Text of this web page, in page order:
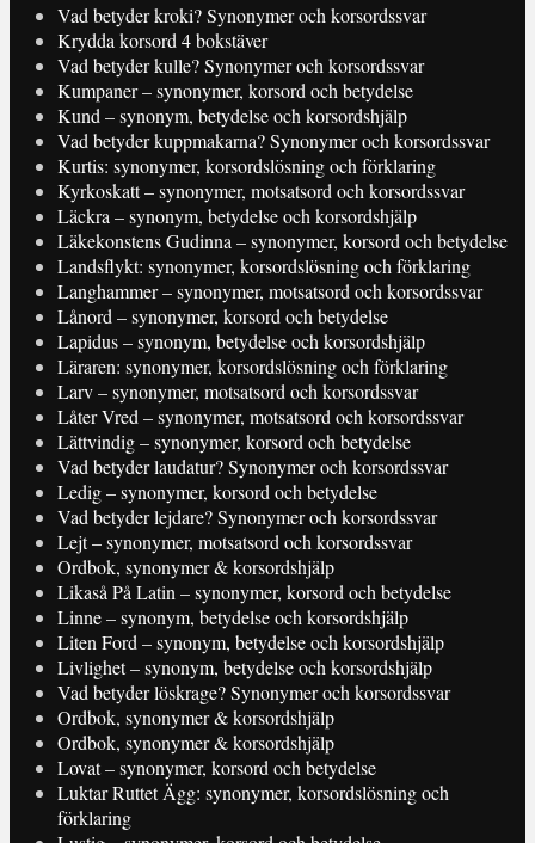
Vad betyder kroki? Synonymer och korsordssvar
Krydda korsord 4 bokstäver
Vad betyder kulle? Synonymer och korsordssvar
Kumpaner – synonymer, korsord och betydelse
Kund – synonym, betydelse och korsordshjälp
Vad betyder kuppmakarna? Synonymer och korsordssvar
Kurtis: synonymer, korsordslösning och förklaring
Kyrkoskatt – synonymer, motsatsord och korsordssvar
Läckra – synonym, betydelse och korsordshjälp
Läkekonstens Gudinna – synonymer, korsord och betydelse
Landsflykt: synonymer, korsordslösning och förklaring
Langhammer – synonymer, motsatsord och korsordssvar
Lånord – synonymer, korsord och betydelse
Lapidus – synonym, betydelse och korsordshjälp
Läraren: synonymer, korsordslösning och förklaring
Larv – synonymer, motsatsord och korsordssvar
Låter Vred – synonymer, motsatsord och korsordssvar
Lättvindig – synonymer, korsord och betydelse
Vad betyder laudatur? Synonymer och korsordssvar
Ledig – synonymer, korsord och betydelse
Vad betyder lejdare? Synonymer och korsordssvar
Lejt – synonymer, motsatsord och korsordssvar
Ordbok, synonymer & korsordshjälp
Likaså På Latin – synonymer, korsord och betydelse
Linne – synonym, betydelse och korsordshjälp
Liten Ford – synonym, betydelse och korsordshjälp
Livlighet – synonym, betydelse och korsordshjälp
Vad betyder löskrage? Synonymer och korsordssvar
Ordbok, synonymer & korsordshjälp
Ordbok, synonymer & korsordshjälp
Lovat – synonymer, korsord och betydelse
Luktar Ruttet Ägg: synonymer, korsordslösning och
förklaring